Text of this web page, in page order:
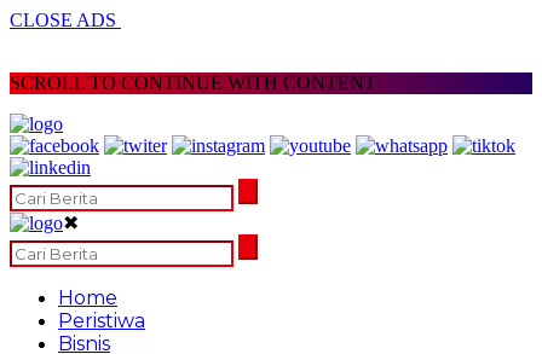
CLOSE ADS
SCROLL TO CONTINUE WITH CONTENT
✖
Home
Peristiwa
Bisnis